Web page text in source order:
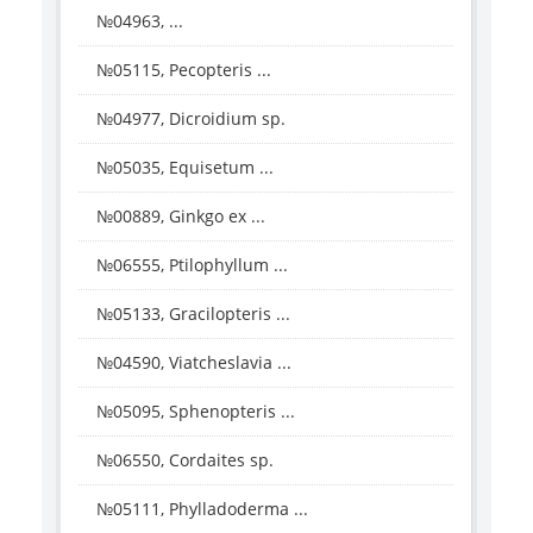
№04963, ...
№05115, Pecopteris ...
№04977, Dicroidium sp.
№05035, Equisetum ...
№00889, Ginkgo ex ...
№06555, Ptilophyllum ...
№05133, Gracilopteris ...
№04590, Viatcheslavia ...
№05095, Sphenopteris ...
№06550, Cordaites sp.
№05111, Phylladoderma ...